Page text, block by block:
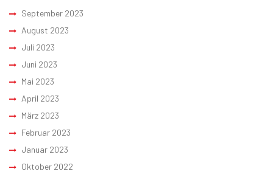
September 2023
August 2023
Juli 2023
Juni 2023
Mai 2023
April 2023
März 2023
Februar 2023
Januar 2023
Oktober 2022